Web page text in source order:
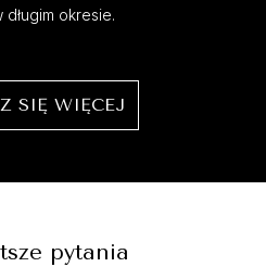
okresie.
SIĘ WIĘCEJ
pytania